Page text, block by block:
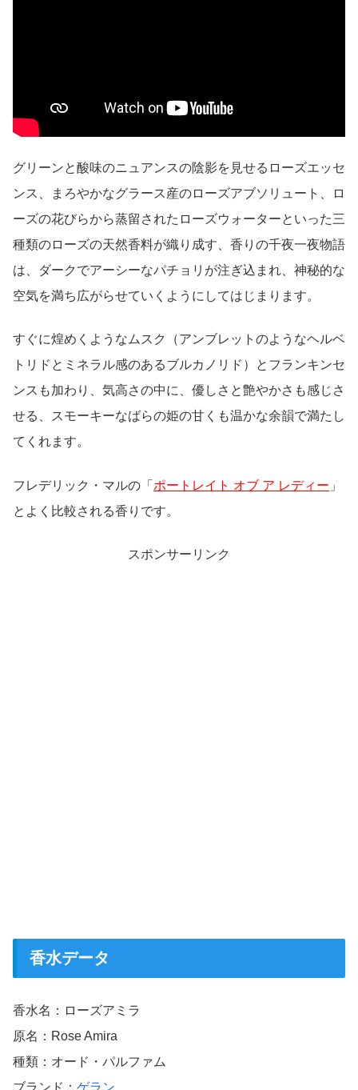
グリーンと酸味のニュアンスの陰影を見せるローズエッセ
ンス、まろやかなグラース産のローズアブソリュート、ロ
ーズの花びらから蒸留されたローズウォーターといった三
種類のローズの天然香料が織り成す、香りの千夜一夜物語
は、ダークでアーシーなパチョリが注ぎ込まれ、神秘的な
空気を満ち広がらせていくようにしてはじまります。
すぐに煌めくようなムスク（アンブレットのようなヘルベ
トリドとミネラル感のあるブルカノリド）とフランキンセ
ンスも加わり、気高さの中に、優しさと艶やかさも感じさ
せる、スモーキーなばらの姫の甘くも温かな余韻で満たし
てくれます。
フレデリック・マルの「 ポートレイト オブ ア レディー 」
とよく比較される香りです。
スポンサーリンク
香水データ
香水名：ローズアミラ
原名：Rose Amira
種類：オード・パルファム